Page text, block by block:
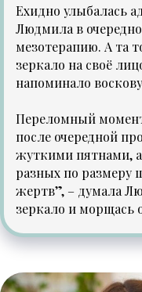
Ехидно улыбалась
Людмила в
мезотерапию. А та
зеркало на своё
напоминало
Переломный
после очередной
жуткими пятнами,
разных по размеру
жертв”, – думала
зеркало и морщась